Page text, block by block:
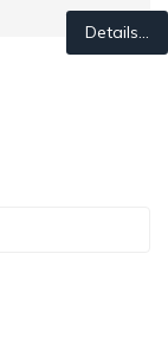
Details...